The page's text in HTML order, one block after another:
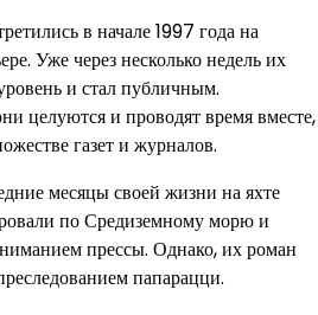
в начале 1997 года на
Уже через несколько недель их
и стал публичным.
целуются и проводят время вместе,
газет и журналов.
месяцы своей жизни на яхте
по Средиземному морю и
прессы. Однако, их роман
папарацци.